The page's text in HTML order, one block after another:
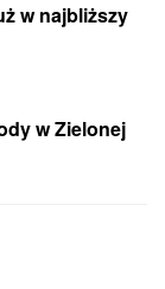
w najbliższy
w Zielonej